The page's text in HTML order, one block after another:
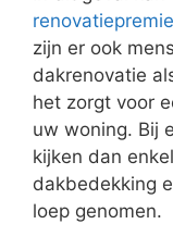
zijn er ook
dakrenovatie
het zorgt voor
uw woning. Bij
kijken dan
dakbedekking
loep genomen.